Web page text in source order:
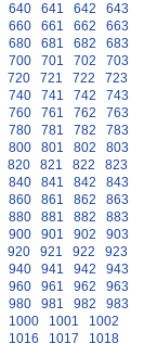
640 641 642
643
660 661 662
663
680 681 682
683
700 701 702
703
720 721 722
723
740 741 742
743
760 761 762
763
780 781 782
783
800 801 802
803
820 821 822
823
840 841 842
843
860 861 862
863
880 881 882
883
900 901 902
903
920 921 922
923
940 941 942
943
960 961 962
963
980 981 982
983
1000 1001
1002
1016 1017
1018